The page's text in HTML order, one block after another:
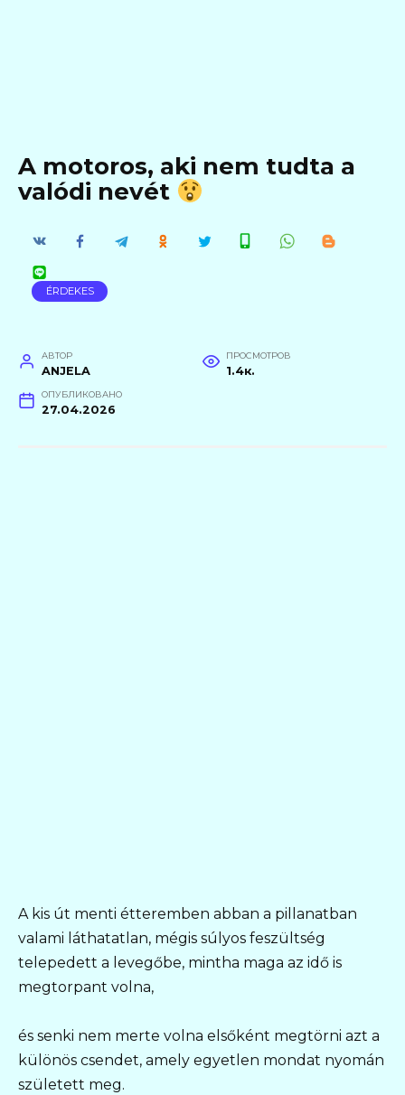
A motoros, aki nem tudta a
valódi nevét
ÉRDEKES
АВТОР
ANJELA
ПРОСМОТРОВ
1.4к.
ОПУБЛИКОВАНО
27.04.2026
A kis út menti étteremben abban a pillanatban
valami láthatatlan, mégis súlyos feszültség
telepedett a levegőbe, mintha maga az idő is
megtorpant volna,
és senki nem merte volna elsőként megtörni azt a
különös csendet, amely egyetlen mondat nyomán
született meg.